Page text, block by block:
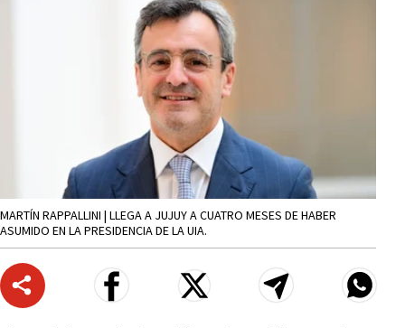
MARTÍN RAPPALLINI | LLEGA A JUJUY A CUATRO MESES DE HABER
ASUMIDO EN LA PRESIDENCIA DE LA UIA.